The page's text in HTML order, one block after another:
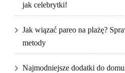
jak celebrytki!
Jak wiązać pareo na plażę?
metody
Najmodniejsze dodatki do